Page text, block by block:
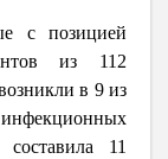
с позицией
из 112
в 9 из
инфекционных
11